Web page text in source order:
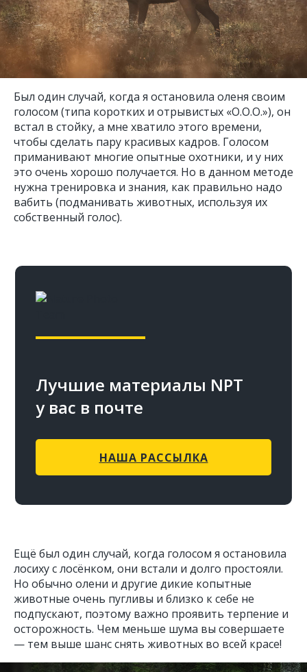
Был один случай, когда я остановила оленя своим
голосом (типа коротких и отрывистых «O.O.O.»), он
встал в стойку, а мне хватило этого времени,
чтобы сделать пару красивых кадров. Голосом
приманивают многие опытные охотники, и у них
это очень хорошо получается. Но в данном методе
нужна тренировка и знания, как правильно надо
вабить (подманивать животных, используя их
собственный голос).
Лучшие материалы NPT
у вас в почте
НАША РАССЫЛКА
Ещё был один случай, когда голосом я остановила
лосиху с лосёнком, они встали и долго простояли.
Но обычно олени и другие дикие копытные
животные очень пугливы и близко к себе не
подпускают, поэтому важно проявить терпение и
осторожность. Чем меньше шума вы совершаете
— тем выше шанс снять животных во всей красе!